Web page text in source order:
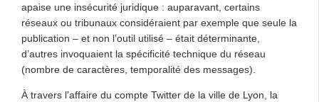
apaise une insécurité juridique : auparavant, certains
réseaux ou tribunaux considéraient par exemple que seule la
publication – et non l’outil utilisé – était déterminante,
d’autres invoquaient la spécificité technique du réseau
(nombre de caractères, temporalité des messages).
À travers l’affaire du compte Twitter de la ville de Lyon, la